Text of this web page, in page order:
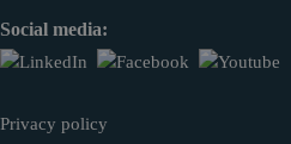
Social media:
Privacy policy